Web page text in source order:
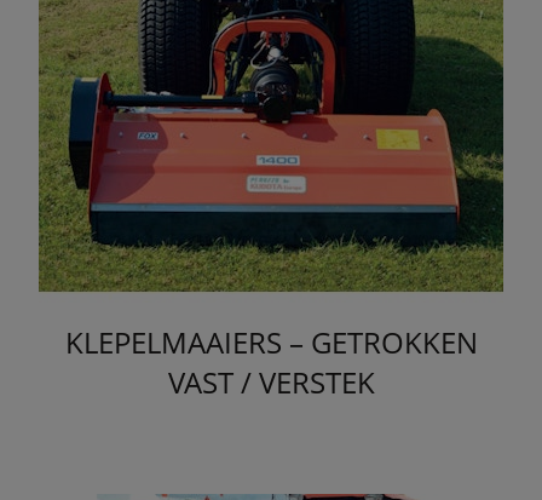
KLEPELMAAIERS – GETROKKEN
VAST / VERSTEK